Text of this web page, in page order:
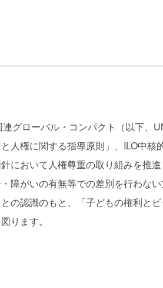
グローバル・コンパクト（以下、
人権に関する指導原則」、ILO中核
において人権尊重の取り組みを推
障がいの有無等での差別を行わな
の認識のもと、「子どもの権利と
ります。